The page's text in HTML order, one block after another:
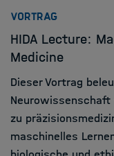
VORTRAG:
HIDA Lecture:
Medicine
Dieser Vortrag
Neurowissenschaft
zu
maschinelles